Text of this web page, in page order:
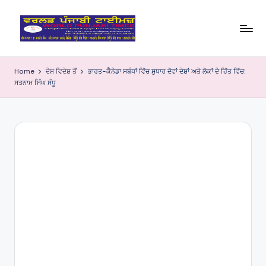
o
rl
Home ਦੇਸ਼ ਵਿਦੇਸ਼ ਤੋਂ
ਭਾਰਤ-ਕੈਨੇਡਾ ਸਬੰਧਾਂ ਵਿੱਚ ਸੁਧਾਰ ਦੋਵਾਂ ਦੇਸ਼ਾਂ ਅਤੇ ਲੋਕਾਂ ਦੇ ਹਿੱਤ ਵਿੱਚ:
ਸਤਨਾਮ ਸਿੰਘ ਸੰਧੂ